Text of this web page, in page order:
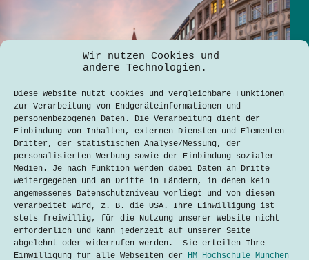
Wir nutzen Cookies und
andere Technologien.
Diese Website nutzt Cookies und vergleichbare Funktionen
zur Verarbeitung von Endgeräteinformationen und
personenbezogenen Daten. Die Verarbeitung dient der
Einbindung von Inhalten, externen Diensten und Elementen
Dritter, der statistischen Analyse/Messung, der
personalisierten Werbung sowie der Einbindung sozialer
Medien. Je nach Funktion werden dabei Daten an Dritte
weitergegeben und an Dritte in Ländern, in denen kein
angemessenes Datenschutzniveau vorliegt und von diesen
verarbeitet wird, z. B. die USA. Ihre Einwilligung ist
stets freiwillig, für die Nutzung unserer Website nicht
erforderlich und kann jederzeit auf unserer Seite
abgelehnt oder widerrufen werden. Sie erteilen Ihre
Einwilligung für alle Webseiten der HM Hochschule München
E-Scooter in München: Zukunft der
Mobilität oder auslaufender Trend?
Aarpyz Raj K C
9. September 2024